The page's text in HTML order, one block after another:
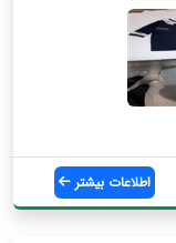
اطلاعات بیشتر